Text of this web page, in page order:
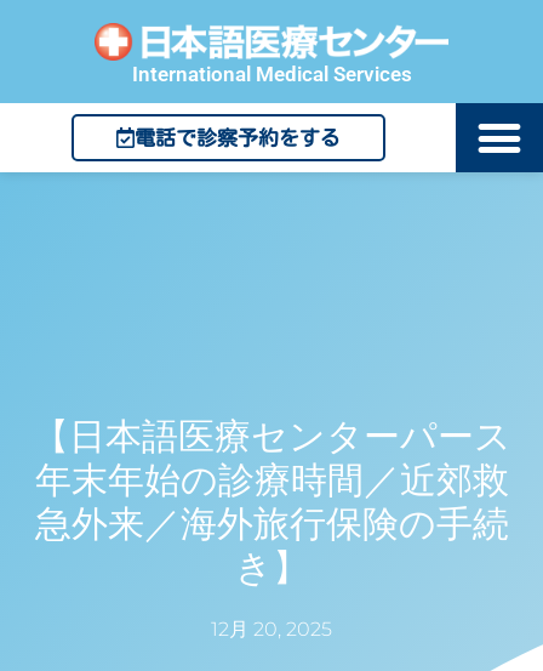
International Medical Services
電話で診察予約をする
【日本語医療センターパース
年末年始の診療時間／近郊救
急外来／海外旅行保険の手続
き】
12月 20, 2025